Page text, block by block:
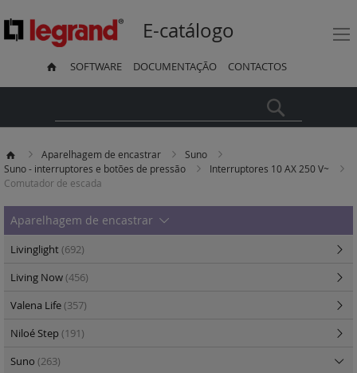
E-catálogo
SOFTWARE DOCUMENTAÇÃO CONTACTOS
Aparelhagem de encastrar
Suno
Suno - interruptores e botões de pressão
Interruptores 10 AX 250 V~
Comutador de escada
Aparelhagem de encastrar
Livinglight(692)
Living Now(456)
Valena Life(357)
Niloé Step(191)
Suno (263)